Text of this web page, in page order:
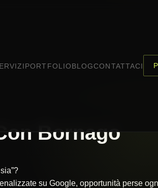
PORTFOLIO BLOGCONTATTACI
Bornago
su Google, opportunità perse